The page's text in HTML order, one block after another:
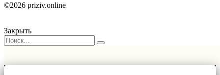
©2026 priziv.online
Закрыть